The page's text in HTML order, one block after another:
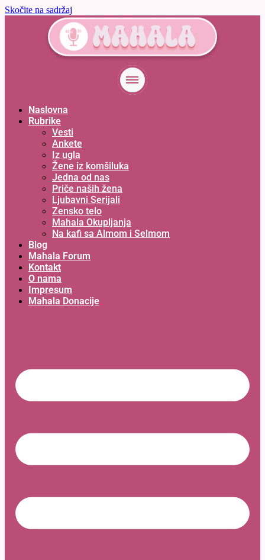
Skočite na sadržaj
Naslovna
Rubrike
Vesti
Ankete
Iz ugla
Žene iz komšiluka
Jedna od nas
Priče naših žena
Ljubavni Serijali
Zensko telo
Mahala Okupljanja
Na kafi sa Almom i Selmom
Blog
Mahala Forum
Kontakt
O nama
Impresum
Mahala Donacije